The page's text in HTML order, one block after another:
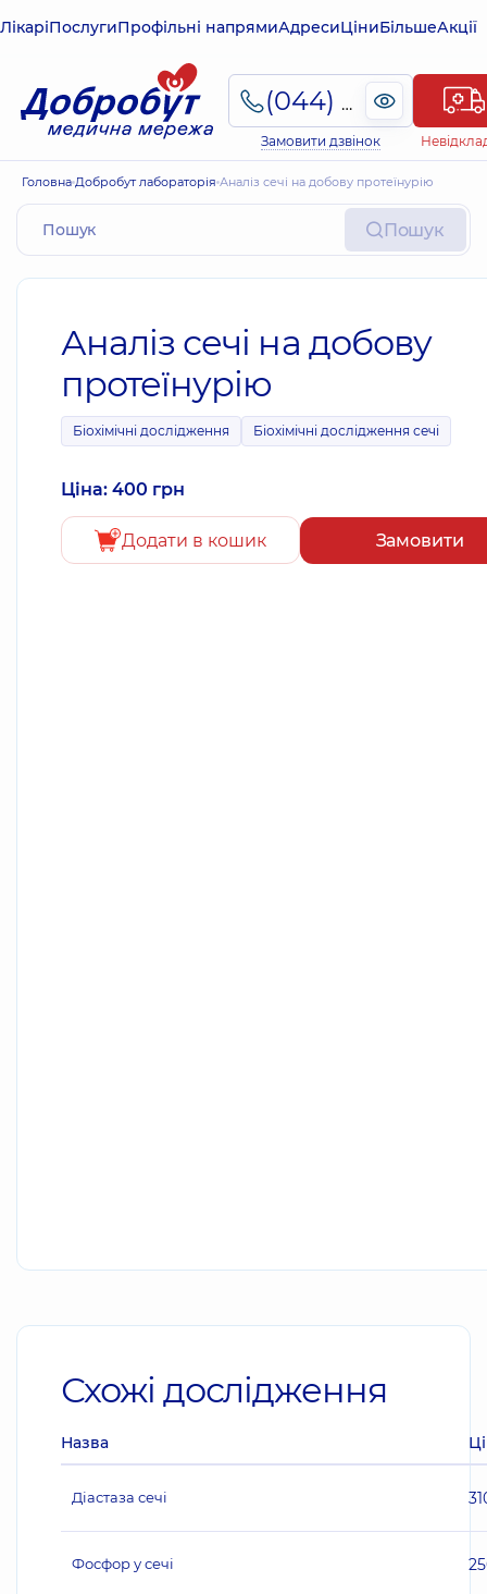
ЛікаріПослугиПрофільні напрямиАдресиЦіниБільшеАкції
(044) 495-2-888
Замовити дзвінок
Головна Добробут лабораторія Аналіз сечі на добову протеїнурію
Пошук
Аналіз сечі на добову
протеїнурію
Біохімічні дослідження Біохімічні дослідження сечі
Ціна: 400 грн
Додати в кошик Замовити
Схожі дослідження
Назва
Діастаза сечі
Фосфор у сечі